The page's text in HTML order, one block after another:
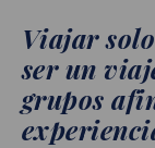
Viajar
ser un
grupos